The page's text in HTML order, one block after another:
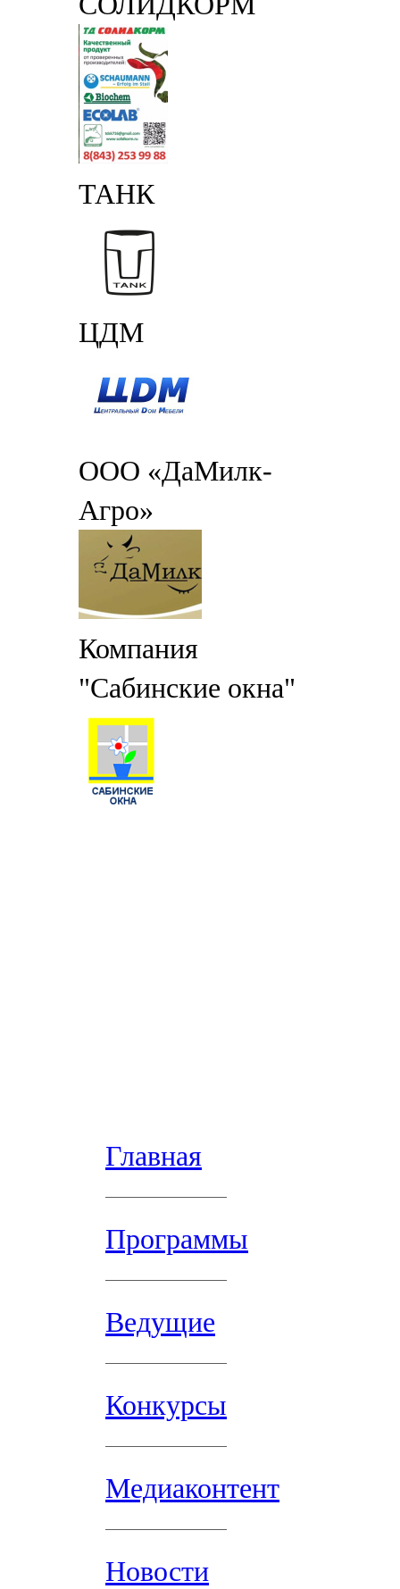
ТАНК
ЦДМ
ООО «ДаМилк-
Агро»
Компания
"Сабинские окна"
Главная
Программы
Ведущие
Конкурсы
Медиаконтент
Новости